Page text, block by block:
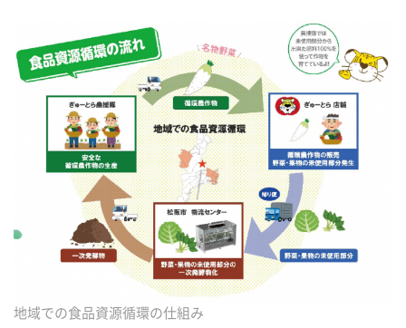
地域での食品資源循環の仕組み